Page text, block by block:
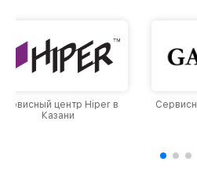
Сервисный центр GARLYN в